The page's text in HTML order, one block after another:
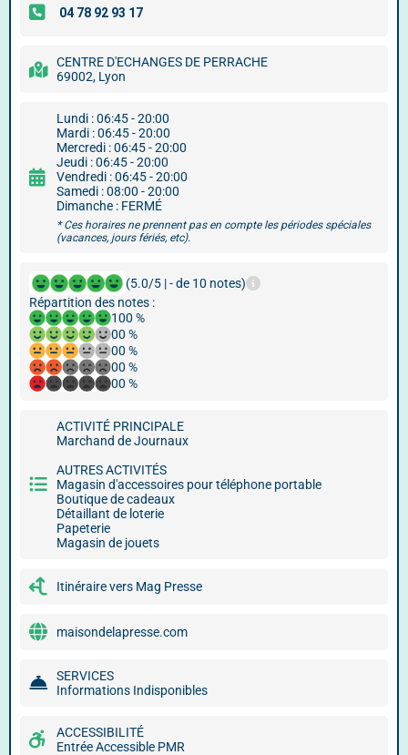
CENTRE D'ECHANGES DE PERRACHE
69002, Lyon
Lundi : 06:45 - 20:00
Mardi : 06:45 - 20:00
Mercredi : 06:45 - 20:00
Jeudi : 06:45 - 20:00
Vendredi : 06:45 - 20:00
Samedi : 08:00 - 20:00
Dimanche : FERMÉ
* Ces horaires ne prennent pas en compte les périodes spéciales
(vacances, jours fériés, etc).
(5.0/5 | - de 10 notes)
Répartition des notes :
100 %
00 %
00 %
00 %
00 %
ACTIVITÉ PRINCIPALE
Marchand de Journaux
AUTRES ACTIVITÉS
Magasin d'accessoires pour téléphone portable
Boutique de cadeaux
Détaillant de loterie
Papeterie
Magasin de jouets
Itinéraire vers Mag Presse
maisondelapresse.com
SERVICES
Informations Indisponibles
ACCESSIBILITÉ
Entrée Accessible PMR